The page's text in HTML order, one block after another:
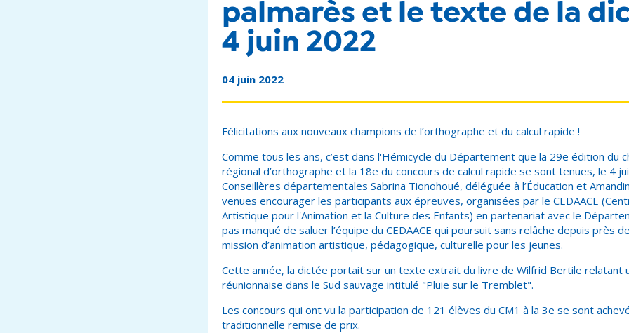
palmarès et le texte de la
4 juin 2022
04 juin 2022
Félicitations aux nouveaux champions de l’orthographe et du calcul rapide !
Comme tous les ans, c’est dans l'Hémicycle du Département que la 29e édition du
régional d’orthographe et la 18e du concours de calcul rapide se sont tenues, le 4
Conseillères départementales Sabrina Tionohoué, déléguée à l’Éducation et
venues encourager les participants aux épreuves, organisées par le CEDAACE
Artistique pour l'Animation et la Culture des Enfants) en partenariat avec le
pas manqué de saluer l’équipe du CEDAACE qui poursuit sans relâche depuis près
mission d’animation artistique, pédagogique, culturelle pour les jeunes.
Cette année, la dictée portait sur un texte extrait du livre de Wilfrid Bertile relatant
réunionnaise dans le Sud sauvage intitulé "Pluie sur le Tremblet".
Les concours qui ont vu la participation de 121 élèves du CM1 à la 3e se sont
traditionnelle remise de prix.